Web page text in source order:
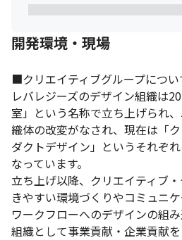
開発環境・現場
■クリエイティブグループについ
レバレジーズのデザイン組織は
室」という名称で立ち上げられ
織体の改変がなされ、現在は「
ダクトデザイン」というそれぞ
なっています。
立ち上げ以降、クリエイティブ
きやすい環境づくりやコミュニ
ワークフローへのデザインの組
組織として事業貢献・企業貢献を